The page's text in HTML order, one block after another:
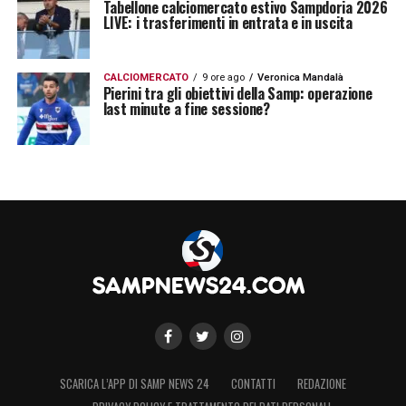
Tabellone calciomercato estivo Sampdoria 2026
LIVE: i trasferimenti in entrata e in uscita
CALCIOMERCATO 9 ore ago Veronica Mandalà
Pierini tra gli obiettivi della Samp: operazione
last minute a fine sessione?
SCARICA L’APP DI SAMP NEWS 24 CONTATTI
REDAZIONE